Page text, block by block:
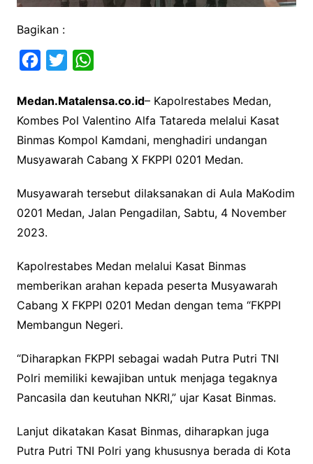
Bagikan :
c
e
b
o
k
i
t
t
e
a
t
s
A
p
Medan.Matalensa.co.id– Kapolrestabes Medan,
Kombes Pol Valentino Alfa Tatareda melalui Kasat
Binmas Kompol Kamdani, menghadiri undangan
Musyawarah Cabang X FKPPI 0201 Medan.
Musyawarah tersebut dilaksanakan di Aula MaKodim
0201 Medan, Jalan Pengadilan, Sabtu, 4 November
2023.
Kapolrestabes Medan melalui Kasat Binmas
memberikan arahan kepada peserta Musyawarah
Cabang X FKPPI 0201 Medan dengan tema “FKPPI
Membangun Negeri.
“Diharapkan FKPPI sebagai wadah Putra Putri TNI
Polri memiliki kewajiban untuk menjaga tegaknya
Pancasila dan keutuhan NKRI,” ujar Kasat Binmas.
Lanjut dikatakan Kasat Binmas, diharapkan juga
Putra Putri TNI Polri yang khususnya berada di Kota